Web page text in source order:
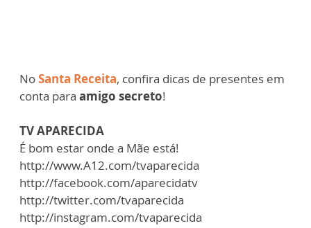
NoSanta Receita, confira dicas de presentes em
conta para amigo secreto!
TV APARECIDA
É bom estar onde a Mãe está!
http://www.A12.com/tvaparecida
http://facebook.com/aparecidatv
http://twitter.com/tvaparecida
http://instagram.com/tvaparecida